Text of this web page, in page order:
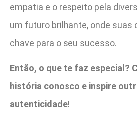
empatia e o respeito pela
um futuro brilhante, onde suas
chave para o seu sucesso.
Então, o que te faz especial?
história conosco e inspire
autenticidade!